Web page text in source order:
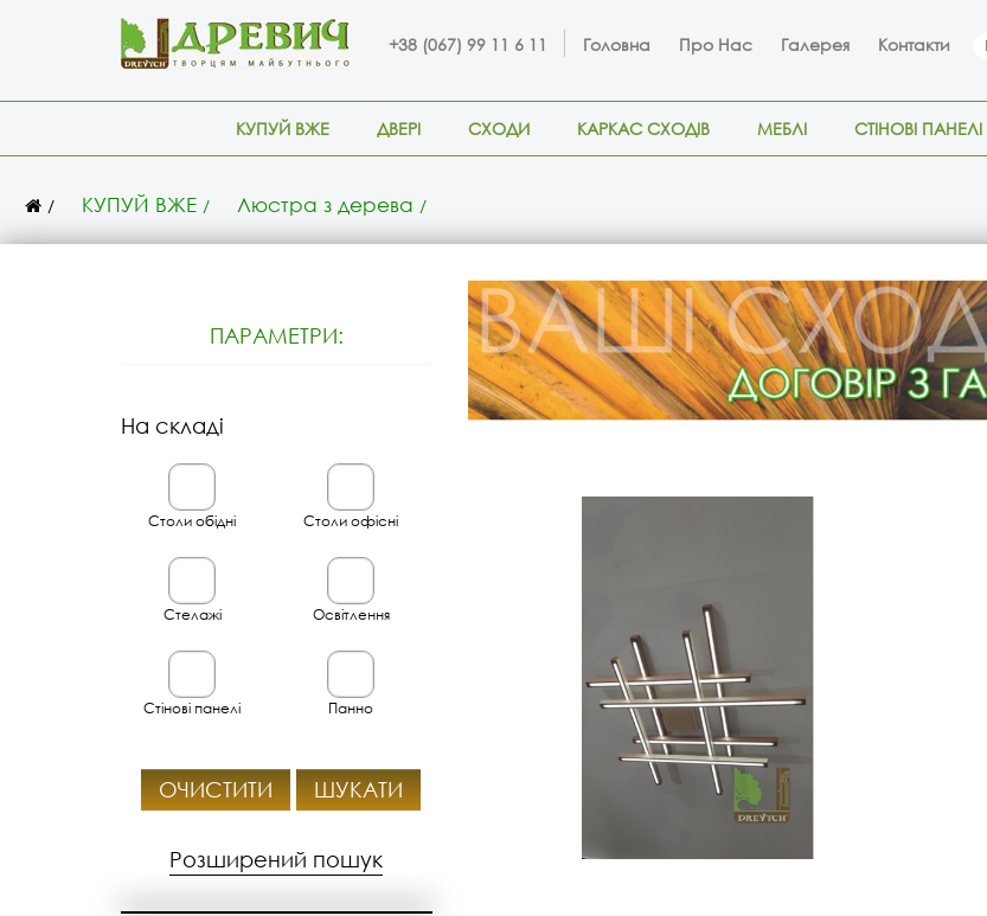
+38 (067) 99 11 6 11 Головна Про Нас Галерея Контакти
КУПУЙ ВЖЕ ДВЕРІ СХОДИ КАРКАС СХОДІВ МЕБЛІ СТІНОВІ ПАНЕЛІ
КУПУЙ ВЖЕ Люстра з дерева
ПАРАМЕТРИ:
На складі
Столи обідні Столи офісні
Стелажі Освітлення
Стінові панелі Панно
ОЧИСТИТИ ШУКАТИ
Розширений пошук